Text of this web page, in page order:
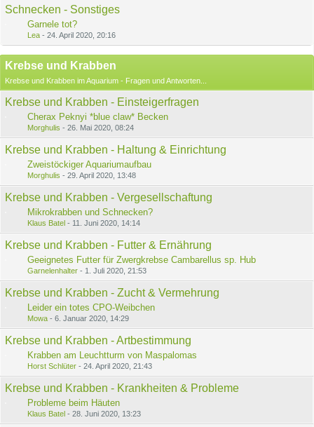
Schnecken - Sonstiges
Garnele tot?
Lea - 24. April 2020, 20:16
Krebse und Krabben
Krebse und Krabben im Aquarium - Fragen und Antworten...
Krebse und Krabben - Einsteigerfragen
Cherax Peknyi *blue claw* Becken
Morghulis - 26. Mai 2020, 08:24
Krebse und Krabben - Haltung & Einrichtung
Zweistöckiger Aquariumaufbau
Morghulis - 29. April 2020, 13:48
Krebse und Krabben - Vergesellschaftung
Mikrokrabben und Schnecken?
Klaus Batel - 11. Juni 2020, 14:14
Krebse und Krabben - Futter & Ernährung
Geeignetes Futter für Zwergkrebse Cambarellus sp. Hub
Garnelenhalter - 1. Juli 2020, 21:53
Krebse und Krabben - Zucht & Vermehrung
Leider ein totes CPO-Weibchen
Mowa - 6. Januar 2020, 14:29
Krebse und Krabben - Artbestimmung
Krabben am Leuchtturm von Maspalomas
Horst Schlüter - 24. April 2020, 21:43
Krebse und Krabben - Krankheiten & Probleme
Probleme beim Häuten
Klaus Batel - 28. Juni 2020, 13:23